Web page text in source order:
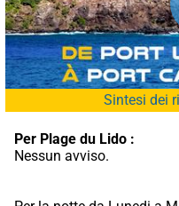
Sintesi dei
Per Plage du Lido :
Nessun avviso.